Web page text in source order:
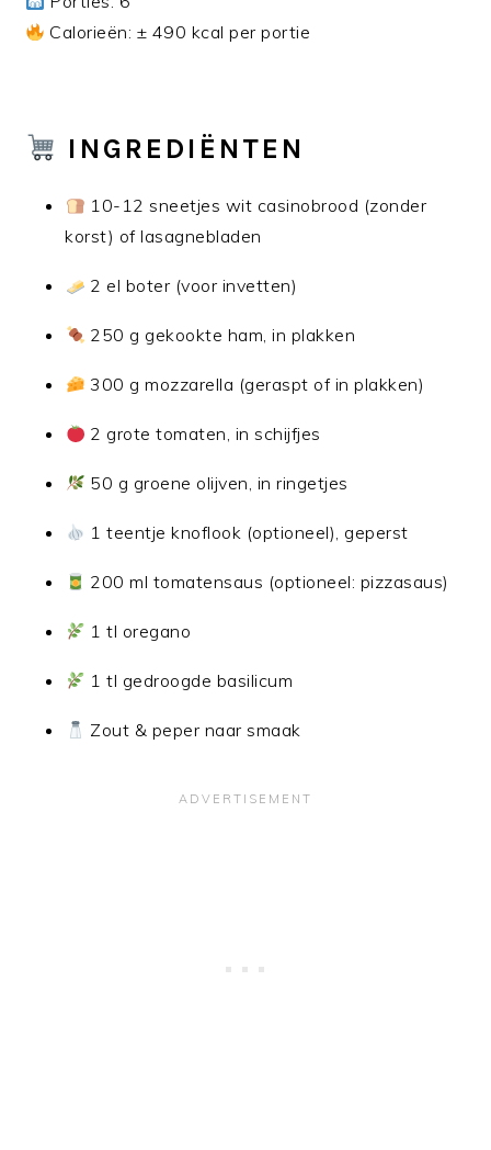
Calorieën: ± 490 kcal per portie
INGREDIËNTEN
10-12 sneetjes wit casinobrood (zonder
korst) of lasagnebladen
2 el boter (voor invetten)
250 g gekookte ham, in plakken
300 g mozzarella (geraspt of in plakken)
2 grote tomaten, in schijfjes
50 g groene olijven, in ringetjes
1 teentje knoflook (optioneel), geperst
200 ml tomatensaus (optioneel: pizzasaus)
1 tl oregano
1 tl gedroogde basilicum
Zout & peper naar smaak